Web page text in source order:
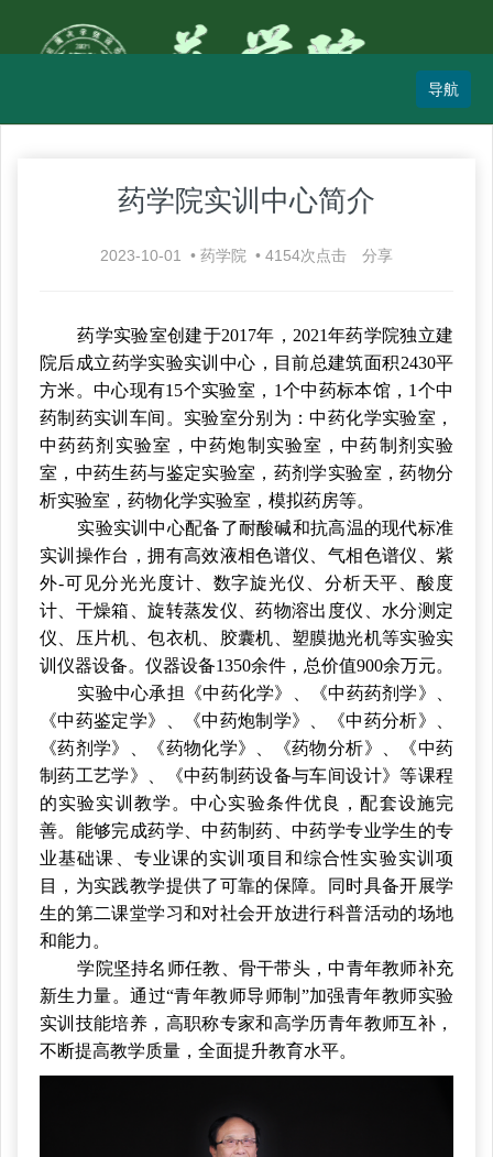
药学院实训中心简介
2023-10-01 • 药学院 • 4154次点击 分享
药学实验室创建于2017年，2021年药学院独立建
院后成立药学实验实训中心，目前总建筑面积2430平
方米。中心现有15个实验室，1个中药标本馆，1个中
药制药实训车间。实验室分别为：中药化学实验室，
中药药剂实验室，中药炮制实验室，中药制剂实验
室，中药生药与鉴定实验室，药剂学实验室，药物分
析实验室，药物化学实验室，模拟药房等。
实验实训中心配备了耐酸碱和抗高温的现代标准
实训操作台，拥有高效液相色谱仪、气相色谱仪、紫
外-可见分光光度计、数字旋光仪、分析天平、酸度
计、干燥箱、旋转蒸发仪、药物溶出度仪、水分测定
仪、压片机、包衣机、胶囊机、塑膜抛光机等实验实
训仪器设备。仪器设备1350余件，总价值900余万元。
实验中心承担《中药化学》、《中药药剂学》、
《中药鉴定学》、《中药炮制学》、《中药分析》、
《药剂学》、《药物化学》、《药物分析》、《中药
制药工艺学》、《中药制药设备与车间设计》等课程
的实验实训教学。中心实验条件优良，配套设施完
善。能够完成药学、中药制药、中药学专业学生的专
业基础课、专业课的实训项目和综合性实验实训项
目，为实践教学提供了可靠的保障。同时具备开展学
生的第二课堂学习和对社会开放进行科普活动的场地
和能力。
学院坚持名师任教、骨干带头，中青年教师补充
新生力量。通过“青年教师导师制”加强青年教师实验
实训技能培养，高职称专家和高学历青年教师互补，
不断提高教学质量，全面提升教育水平。